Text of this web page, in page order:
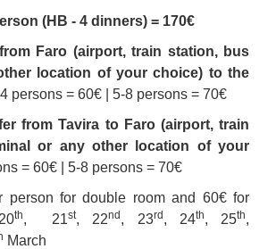
(HB - 4 dinners) = 170€
Faro (airport, train station, bus
location of your choice) to the
persons = 60€ | 5-8 persons = 70€
from Tavira to Faro (airport, train
or any other location of your
= 60€ | 5-8 persons = 70€
person for double room and 60€ for
20th, 21st, 22nd, 23rd, 24th, 25th,
March